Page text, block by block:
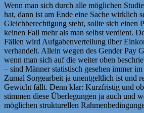
Wenn man sich durch alle möglichen
hat, dann ist am Ende eine Sache wirklich
Gleichberechtigung steht, sollte sich einen
keinen Fall mehr als man selbst verdient.
Fällen wird Aufgabenverteilung über
verhandelt. Allein wegen des Gender Pay
wenn man sich auf die weiter oben
– sind Männer statistisch gesehen immer
Zumal Sorgearbeit ja unentgeltlich ist und
Gewicht fällt. Denn klar: Kurzfristig und
stimmen diese Überlegungen ja auch und
möglichen strukturellen